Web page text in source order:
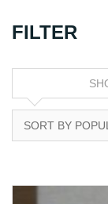
FILTER